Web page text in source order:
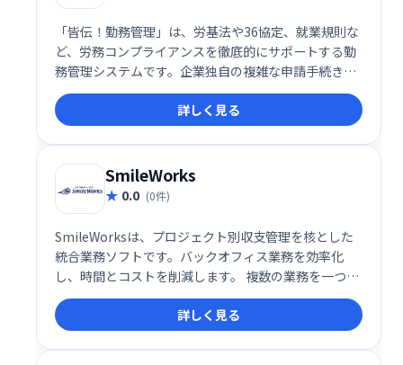
「皆伝！勤務管理」は、労基法や36協定、就業規則な
ど、労務コンプライアンスを徹底的にサポートする勤
務管理システムです。企業独自の複雑な申請手続きに
も柔軟に対応し、コンプライアンス強化と業務効率化
を実現します。安心して使える、頼れる勤務管理シス
テムです。
詳しく見る
SmileWorks
0.0 (0件)
SmileWorksは、プロジェクト別収支管理を核とした
統合業務ソフトです。バックオフィス業務を効率化
し、時間とコストを削減します。 複数の業務を一つに
まとめることで、作業の重複をなくし、全体的な生産
性を向上させます。 プロジェクトの収支状況をリアル
タイムで把握し、迅速な意思決定をサポートします。
詳しく見る